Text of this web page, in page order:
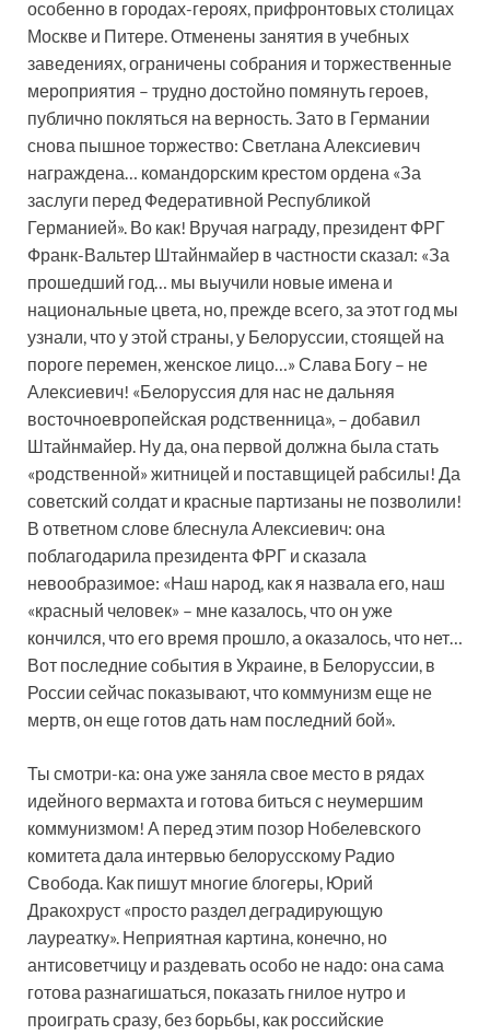
особенно в городах-героях, прифронтовых столицах
Москве и Питере. Отменены занятия в учебных
заведениях, ограничены собрания и торжественные
мероприятия – трудно достойно помянуть героев,
публично покляться на верность. Зато в Германии
снова пышное торжество: Светлана Алексиевич
награждена… командорским крестом ордена «За
заслуги перед Федеративной Республикой
Германией». Во как! Вручая награду, президент ФРГ
Франк-Вальтер Штайнмайер в частности сказал: «За
прошедший год… мы выучили новые имена и
национальные цвета, но, прежде всего, за этот год мы
узнали, что у этой страны, у Белоруссии, стоящей на
пороге перемен, женское лицо…» Слава Богу – не
Алексиевич! «Белоруссия для нас не дальняя
восточноевропейская родственница», – добавил
Штайнмайер. Ну да, она первой должна была стать
«родственной» житницей и поставщицей рабсилы! Да
советский солдат и красные партизаны не позволили!
В ответном слове блеснула Алексиевич: она
поблагодарила президента ФРГ и сказала
невообразимое: «Наш народ, как я назвала его, наш
«красный человек» – мне казалось, что он уже
кончился, что его время прошло, а оказалось, что нет…
Вот последние события в Украине, в Белоруссии, в
России сейчас показывают, что коммунизм еще не
мертв, он еще готов дать нам последний бой».
Ты смотри-ка: она уже заняла свое место в рядах
идейного вермахта и готова биться с неумершим
коммунизмом! А перед этим позор Нобелевского
комитета дала интервью белорусскому Радио
Свобода. Как пишут многие блогеры, Юрий
Дракохруст «просто раздел деградирующую
лауреатку». Неприятная картина, конечно, но
антисоветчицу и раздевать особо не надо: она сама
готова разнагишаться, показать гнилое нутро и
проиграть сразу, без борьбы, как российские